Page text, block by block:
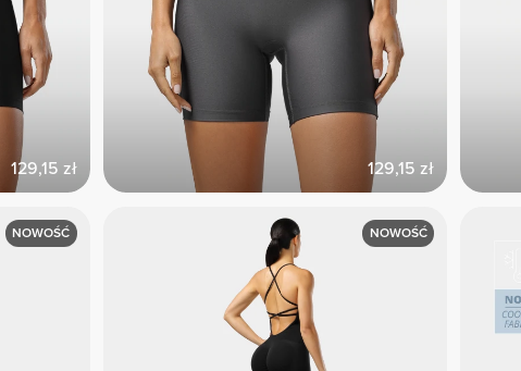
129,15 zł 129,15 zł
NOWOŚĆ NOWOŚĆ